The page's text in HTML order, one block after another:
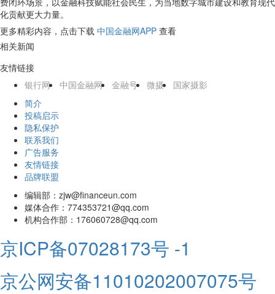
化贡献更大力量。
更多精彩内容，点击下载 中国金融网APP 查看
相关新闻
友情链接
银行网
中国金融网 金融号 微摄
国家摄影
简介
投稿启示
隐私保护
联系我们
广告服务
友情链接
品牌联盟
编辑部：zjw@financeun.com
媒体合作：774353721@qq.com
机构合作部：176060728@qq.com
京ICP备07028173号 -1
京公网安备11010202007075号